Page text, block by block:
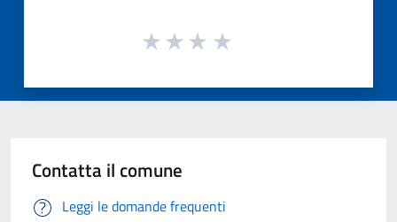
Contatta il comune
Leggi le domande frequenti